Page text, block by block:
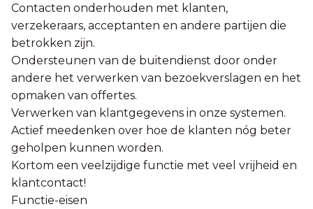
Contacten onderhouden met klanten,
verzekeraars, acceptanten en andere partijen die
betrokken zijn.
Ondersteunen van de buitendienst door onder
andere het verwerken van bezoekverslagen en het
opmaken van offertes.
Verwerken van klantgegevens in onze systemen.
Actief meedenken over hoe de klanten nóg beter
geholpen kunnen worden.
Kortom een veelzijdige functie met veel vrijheid en
klantcontact!
Functie-eisen